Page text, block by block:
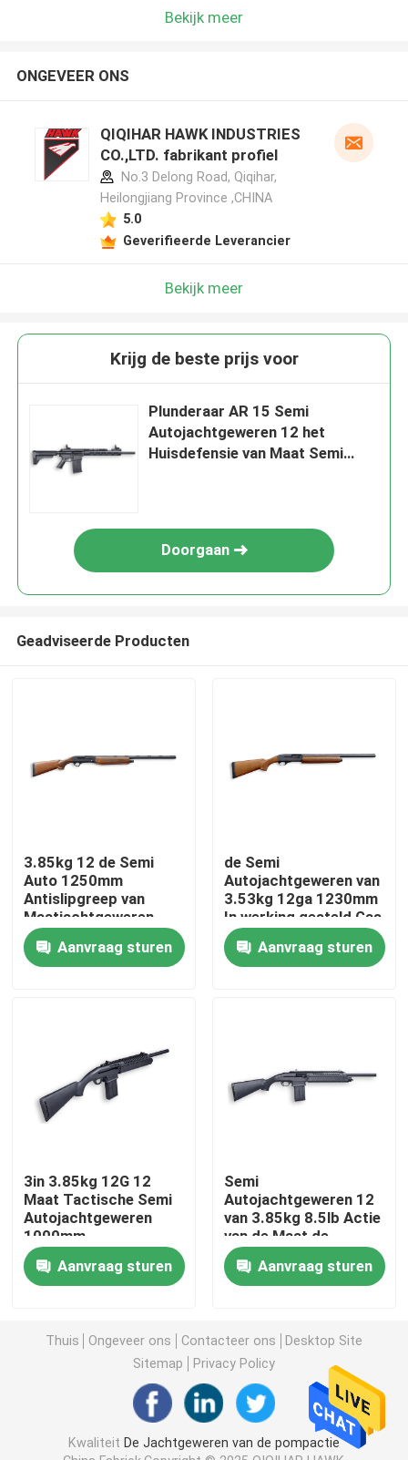
Thuis
Fabriekstocht
Neem contact met ons op
Nieuws
Vraag een offerte
De Jachtgeweren van de pompactie
Semi Autojachtgeweren
Bekijk meer
ONGEVEER ONS
QIQIHAR HAWK INDUSTRIES
CO.,LTD. fabrikant profiel
No.3 Delong Road, Qiqihar,
Heilongjiang Province ,CHINA
5.0
Geverifieerde Leverancier
Bekijk meer
Krijg de beste prijs voor
Plunderaar AR 15 Semi
Autojachtgeweren 12 het
Huisdefensie van Maat Semi
Doorgaan
Geadviseerde Producten
3.85kg 12 de Semi
Auto 1250mm
Antislipgreep van
Maatjachtgeweren
Aanvraag sturen
de Semi
Autojachtgeweren van
3.53kg 12ga 1230mm
In werking gesteld Gas
Aanvraag sturen
3in 3.85kg 12G 12
Maat Tactische Semi
Autojachtgeweren
1000mm
Aanvraag sturen
Semi
Autojachtgeweren 12
van 3.85kg 8.5lb Actie
van de Maat de
Tactische Pomp
Aanvraag sturen
Thuis Ongeveer ons Contacteer ons
Desktop Site
Sitemap
Privacy Policy
Kwaliteit De Jachtgeweren van de pompactie